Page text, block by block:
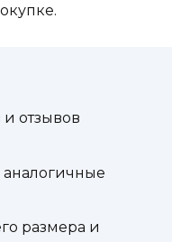
отзывов
размера и